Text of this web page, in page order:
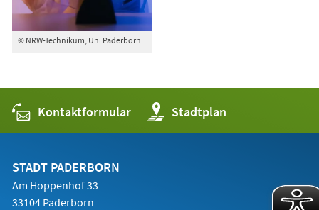
© NRW-Technikum, Uni Paderborn
Kontaktformular Stadtplan
(Öffnet
in
einem
STADT PADERBORN
Am Hoppenhof 33
33104 Paderborn